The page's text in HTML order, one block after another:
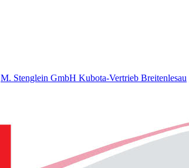
M. Stenglein GmbH Kubota-Vertrieb Breitenlesau